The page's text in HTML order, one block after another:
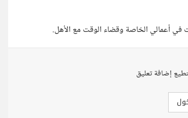
في أعمالي الخاصة وقضاء الوقت مع الأهل.
إضافة تعليق